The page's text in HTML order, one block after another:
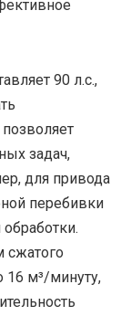
90 л.с.,
задач,
для привода
перебивки
сжатого
16 м³/минуту,